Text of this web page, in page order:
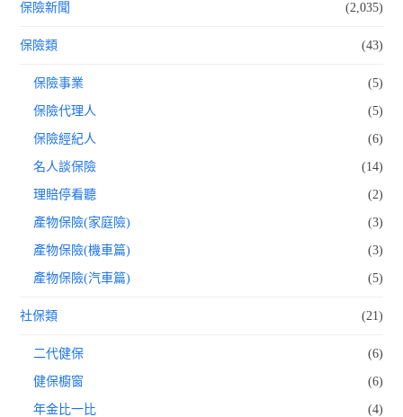
保險新聞 (2,035)
保險類 (43)
保險事業 (5)
保險代理人 (5)
保險經紀人 (6)
名人談保險 (14)
理賠停看聽 (2)
產物保險(家庭險) (3)
產物保險(機車篇) (3)
產物保險(汽車篇) (5)
社保類 (21)
二代健保 (6)
健保櫥窗 (6)
年金比一比 (4)